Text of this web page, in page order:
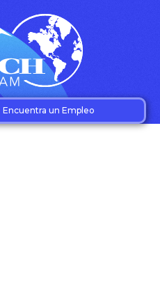
Encuentra un Empleo